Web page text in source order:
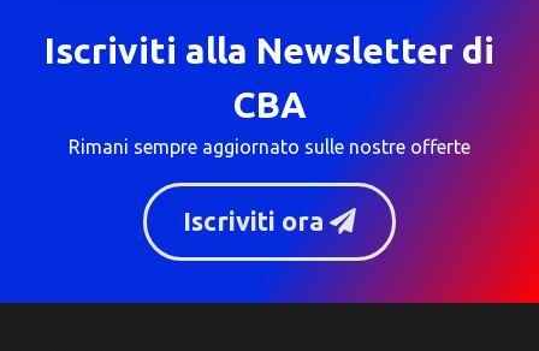
Iscriviti alla Newsletter di
CBA
Rimani sempre aggiornato sulle nostre offerte
Iscriviti ora